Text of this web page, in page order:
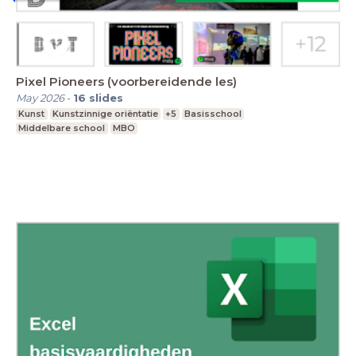
Pixel Pioneers (voorbereidende les)
May 2026- 16 slides
Kunst Kunstzinnige oriëntatie +5
Basisschool
Middelbare school
MBO